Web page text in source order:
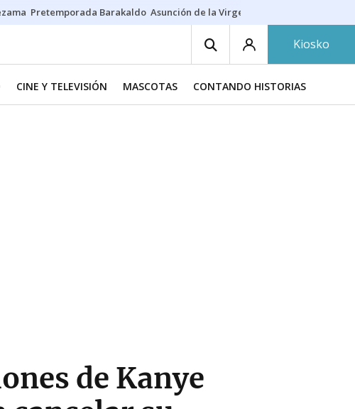
Pretemporada Barakaldo Asunción de la Virgen
Kiosko
CINE Y TELEVISIÓN MASCOTAS CONTANDO HISTORIAS
de Kanye